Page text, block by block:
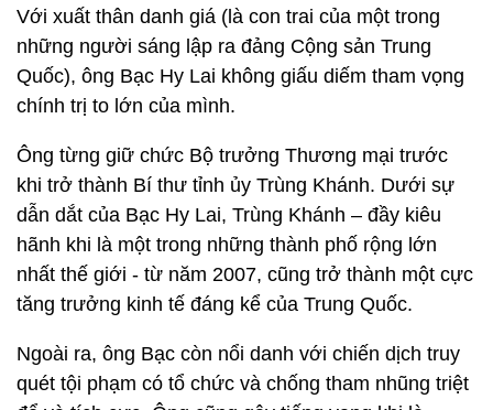
Với xuất thân danh giá (là con trai của một trong
những người sáng lập ra đảng Cộng sản Trung
Quốc), ông Bạc Hy Lai không giấu diếm tham vọng
chính trị to lớn của mình.
Ông từng giữ chức Bộ trưởng Thương mại trước
khi trở thành Bí thư tỉnh ủy Trùng Khánh. Dưới sự
dẫn dắt của Bạc Hy Lai, Trùng Khánh – đầy kiêu
hãnh khi là một trong những thành phố rộng lớn
nhất thế giới - từ năm 2007, cũng trở thành một cực
tăng trưởng kinh tế đáng kể của Trung Quốc.
Ngoài ra, ông Bạc còn nổi danh với chiến dịch truy
quét tội phạm có tổ chức và chống tham nhũng triệt